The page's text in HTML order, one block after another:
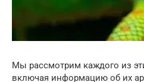
Мы рассмотрим каждого из
включая информацию об их